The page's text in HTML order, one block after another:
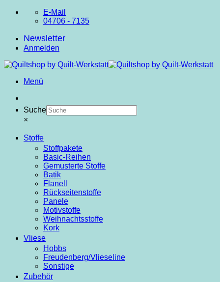
Zum
E-Mail
04706 - 7135
Newsletter
Anmelden
Menü
Suche
×
Stoffe
Stoffpakete
Basic-Reihen
Gemusterte Stoffe
Batik
Flanell
Rückseitenstoffe
Panele
Motivstoffe
Weihnachtsstoffe
Kork
Vliese
Hobbs
Freudenberg/Vlieseline
Sonstige
Zubehör